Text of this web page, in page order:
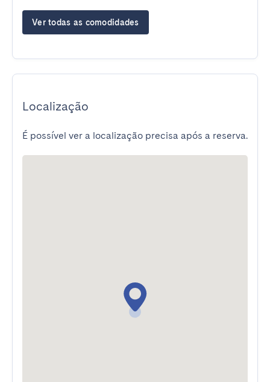
Ver todas as comodidades
Localização
É possível ver a localização precisa após a reserva.